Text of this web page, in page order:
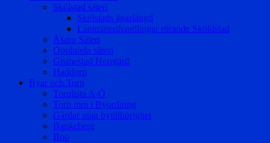
Skölstad säteri
Skölstads ägarlängd
Lantmäterihandlingar rörande Sköldstad
Åsarp Säteri
Opplunda säteri
Gismestad Herrgård
Haddorp
Byar och Torp
Torplista A-Ö
Torp mm i Byordning
Gårdar utan bytillhörighet
Bankeberg
Boo